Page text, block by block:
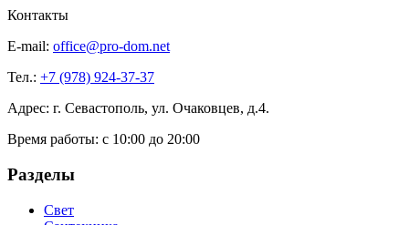
Контакты
E-mail: office@pro-dom.net
Тел.: +7 (978) 924-37-37
Адрес: г. Севастополь, ул. Очаковцев, д.4.
Время работы: с 10:00 до 20:00
Разделы
Свет